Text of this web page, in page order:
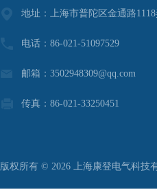
地址：上海市普陀区金通路
电话：86-021-51097529
邮箱：3502948309@qq.com
传真：86-021-33250451
版权所有 © 2026 上海康登电气科技